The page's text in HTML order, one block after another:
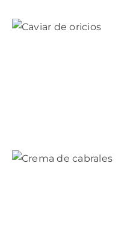
CARRITO
CARRITO